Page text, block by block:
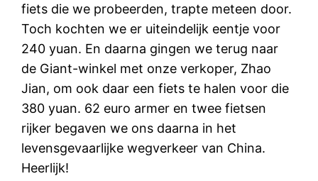
fiets die we probeerden, trapte meteen door.
Toch kochten we er uiteindelijk eentje voor
240 yuan. En daarna gingen we terug naar
de Giant-winkel met onze verkoper, Zhao
Jian, om ook daar een fiets te halen voor die
380 yuan. 62 euro armer en twee fietsen
rijker begaven we ons daarna in het
levensgevaarlijke wegverkeer van China.
Heerlijk!